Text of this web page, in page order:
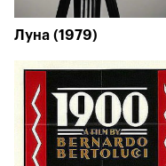
Луна (1979)